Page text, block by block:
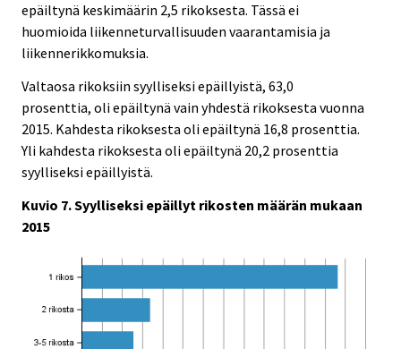
epäiltynä keskimäärin 2,5 rikoksesta. Tässä ei
huomioida liikenneturvallisuuden vaarantamisia ja
liikennerikkomuksia.
Valtaosa rikoksiin syylliseksi epäillyistä, 63,0
prosenttia, oli epäiltynä vain yhdestä rikoksesta vuonna
2015. Kahdesta rikoksesta oli epäiltynä 16,8 prosenttia.
Yli kahdesta rikoksesta oli epäiltynä 20,2 prosenttia
syylliseksi epäillyistä.
Kuvio 7. Syylliseksi epäillyt rikosten määrän mukaan
2015